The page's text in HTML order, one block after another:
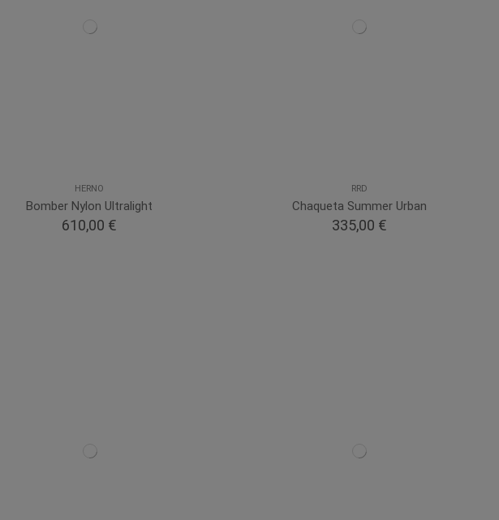
HERNO
Bomber Nylon Ultralight
610,00 €
RRD
Chaqueta Summer Urban
335,00 €